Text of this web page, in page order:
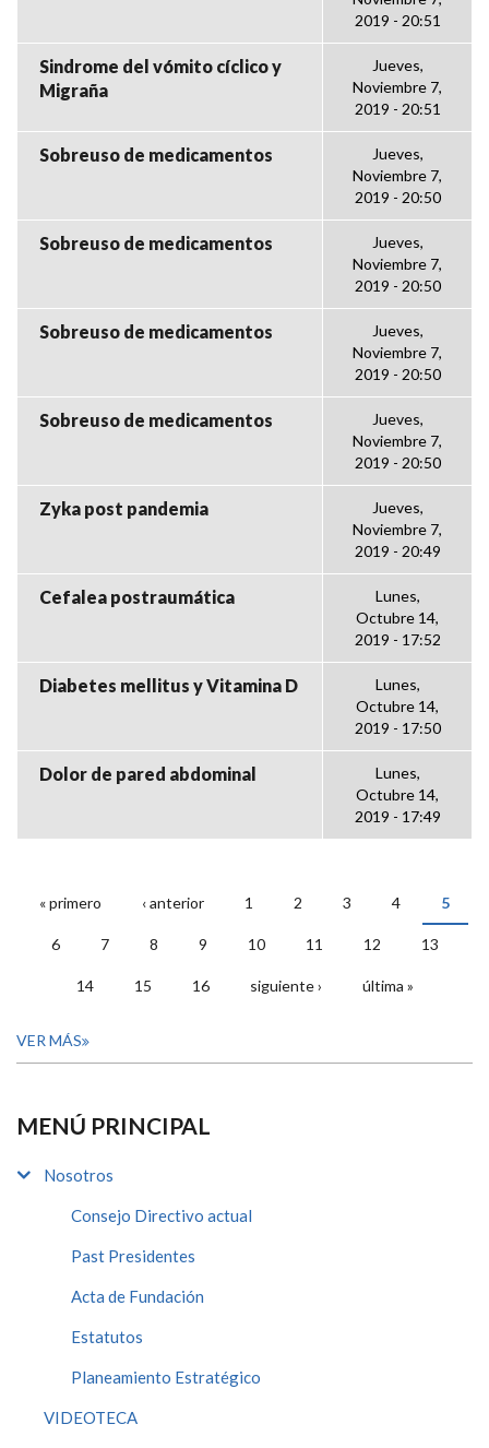
2019 - 20:51
Sindrome del vómito cíclico y
Migraña
Jueves,
Noviembre 7,
2019 - 20:51
Sobreuso de medicamentos
Jueves,
Noviembre 7,
2019 - 20:50
Sobreuso de medicamentos
Jueves,
Noviembre 7,
2019 - 20:50
Sobreuso de medicamentos
Jueves,
Noviembre 7,
2019 - 20:50
Sobreuso de medicamentos
Jueves,
Noviembre 7,
2019 - 20:50
Zyka post pandemia
Jueves,
Noviembre 7,
2019 - 20:49
Cefalea postraumática
Lunes,
Octubre 14,
2019 - 17:52
Diabetes mellitus y Vitamina D
Lunes,
Octubre 14,
2019 - 17:50
Dolor de pared abdominal
Lunes,
Octubre 14,
2019 - 17:49
PÁGINAS
« primero ‹ anterior 1 2 3 4 5
6 7 8 9 10 11 12 13
14 15 16 siguiente › última »
VER MÁS
MENÚ PRINCIPAL
Nosotros
Consejo Directivo actual
Past Presidentes
Acta de Fundación
Estatutos
Planeamiento Estratégico
VIDEOTECA